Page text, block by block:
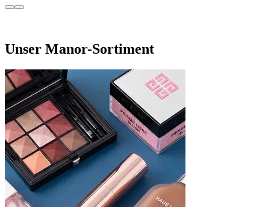
Unser Manor-Sortiment